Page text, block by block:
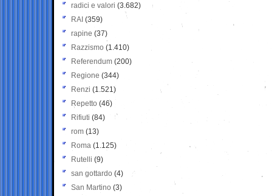
radici e valori (3.682)
RAI (359)
rapine (37)
Razzismo (1.410)
Referendum (200)
Regione (344)
Renzi (1.521)
Repetto (46)
Rifiuti (84)
rom (13)
Roma (1.125)
Rutelli (9)
san gottardo (4)
San Martino (3)